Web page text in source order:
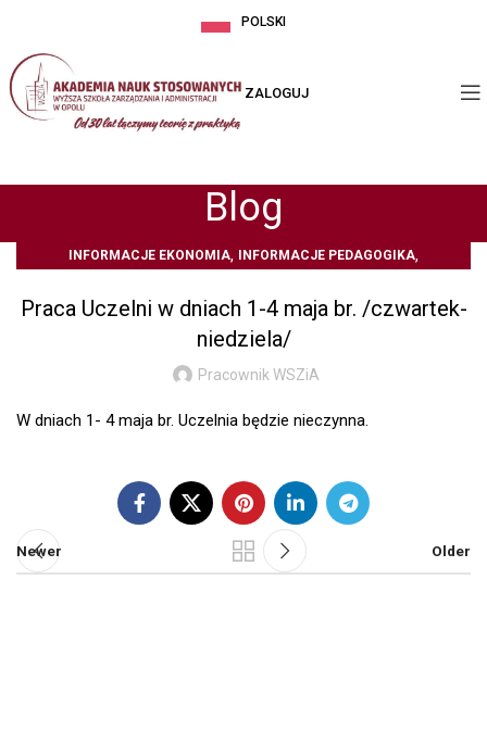
POLSKI
ZALOGUJ
Blog
INFORMACJE EKONOMIA, INFORMACJE PEDAGOGIKA,
Praca Uczelni w dniach 1-4 maja br. /czwartek-
niedziela/
Pracownik WSZiA
W dniach 1- 4 maja br. Uczelnia będzie nieczynna.
Newer Older